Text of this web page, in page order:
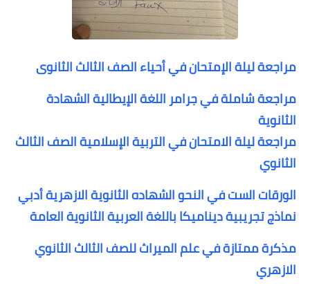
مراجعة ليلة الإمتحان في أحياء الصف الثالث الثانوى
مراجعة شاملة في جرامر اللغة الإيطالية الشهادة
الثانوية
مراجعة ليلة الامتحان في التربية الإسلامية الصف الثالث
الثانوي
الورقات الست في النحو الشهاده الثانوية الازهرية أدبي
نماذج تجريبية ديناميكا باللغة العربية الثانوية العامة
مذكرة ممتازة في علم الميراث للصف الثالث الثانوي
الازهري